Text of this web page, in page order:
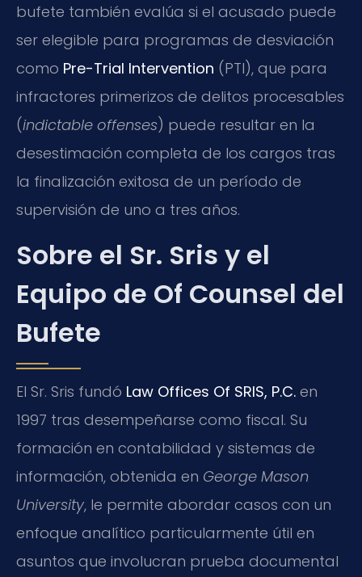
bufete también evalúa si el acusado puede
ser elegible para programas de desviación
como Pre-Trial Intervention (PTI), que para
infractores primerizos de delitos procesables
(indictable offenses) puede resultar en la
desestimación completa de los cargos tras
la finalización exitosa de un período de
supervisión de uno a tres años.
Sobre el Sr. Sris y el
Equipo de Of Counsel del
Bufete
El Sr. Sris fundó Law Offices Of SRIS, P.C. en
1997 tras desempeñarse como fiscal. Su
formación en contabilidad y sistemas de
información, obtenida en George Mason
University, le permite abordar casos con un
enfoque analítico particularmente útil en
asuntos que involucran prueba documental